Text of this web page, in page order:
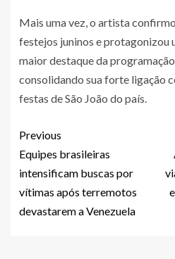
Mais uma vez, o artista
festejos juninos e protagonizou
maior destaque da
consolidando sua forte ligação
festas de São João do país.
Previous
Equipes brasileiras
intensificam buscas por
vítimas após terremotos
devastarem a Venezuela